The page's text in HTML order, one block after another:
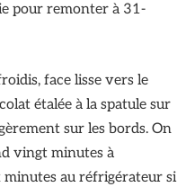
pour remonter à 31-
face lisse vers le
étalée à la spatule sur
sur les bords. On
vingt minutes à
au réfrigérateur si